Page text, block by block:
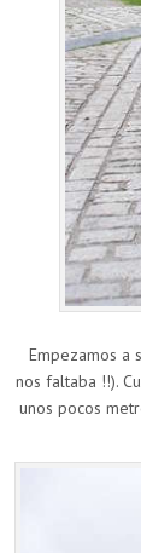
Empezamos a
nos faltaba !!).
unos pocos